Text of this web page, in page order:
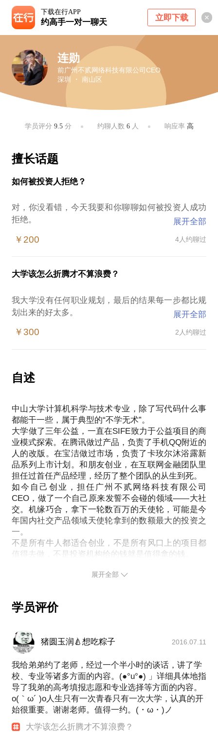
下载在行APP
约高手一对一聊天 立即下载
连勋
前广州不贰网络科技有限公司CEO
深圳 ・ 南山区
学员评分 9.5分 约聊人数 6人 响应率 高
擅长话题
如何被投资人拒绝？
对，你没看错，今天我要和你聊聊如何被投资人成功
拒绝。
种奇怪的要求连累，甚至要拿A轮融资来填天使轮的
作为创业者，你知道怎么和投资人沟通，什么样的项
目适合风险投资，什么样的项目适合天使投资吗？
我的融资经历十分奇特，做了一个自己原来发誓不会
碰的领域，接触过几乎国内所有一线机构和活跃的二
线机构，有丰富的收好人卡的经验。最后用了半个小
抱着坦诚的心，找到一个合适的投资方，不仅能在需
展开全部
￥200 4人约聊过
大学该怎么折腾才不算浪费？
我大学没有任何职业规划，最后的结果每一步都比规
划出来的好太多。
流越好，离经叛道最好。
仍然有不少疑惑；
明白什么是有趣的事，但有无数疑点等待被解开；
生的最优解；
面临毕业、求职的压力，却十分迷茫。
欢迎你和我聊聊。我只能做到从80分到90分的提高，
而无力完成0到60的飞跃。
展开全部
￥300 2人约聊过
自述
中山大学计算机科学与技术专业，除了写代码什么事
都能干一些，属于典型的“不学无术”。
大学做了三年公益，一直在SIFE致力于公益项目的商
业模式探索。在腾讯做过产品，负责了手机QQ附近的
人的改版。在宝洁做过市场，负责了卡玫尔沐浴露新
品系列上市计划。和朋友创业，在互联网金融团队里
担任过首任产品经理，经历了整个团队的从生到死。
如今自己创业，担任广州不贰网络科技有限公司
CEO，做了一个自己原来发誓不会碰的领域——大社
交。机缘巧合，拿下一轮数百万的天使轮，可能是今
年国内社交产品领域天使轮拿到的数额最大的投资之
一。
不是所有牛人都适合创业，不是所有风口上的项目都
值得去做，不是投资机构给的钱就是值得拿的钱。
的毒舌，欢迎与我约见。展开全部
学员评价
猪圆玉润🍐想吃粽子 2016.07.11
我给弟弟约了老师，经过一个半小时的谈话，讲了学
校、专业等诸多方面的内容。(●°u°●)​ 」详细具体地指
导了我弟的高考填报志愿和专业选择等方面的内容。
o(｀ω´ )o人生只有一次青春只有一次大学，认真的开
始很重要。谢谢老师。值得一约。(・ω・)ノ
大学该怎么折腾才不算浪费？